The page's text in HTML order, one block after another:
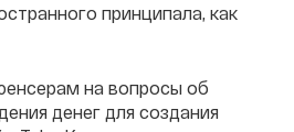
принципала, как
на вопросы об
денег для создания